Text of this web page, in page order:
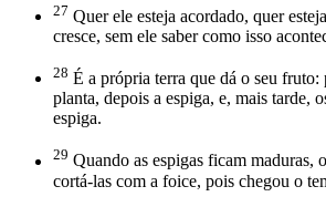
27 Quer ele esteja acordado, quer
cresce, sem ele saber como isso
28 É a própria terra que dá o seu fruto:
planta, depois a espiga, e, mais tarde,
espiga.
29 Quando as espigas ficam maduras,
cortá-las com a foice, pois chegou o